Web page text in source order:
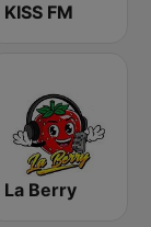
KISS FM
La Berry